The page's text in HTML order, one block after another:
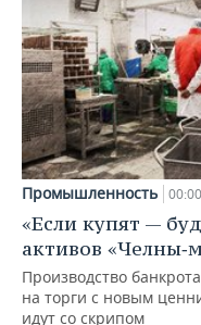
Промышленность 00:00
«Если купят —
активов
Производство
на торги с новым
идут со скрипом